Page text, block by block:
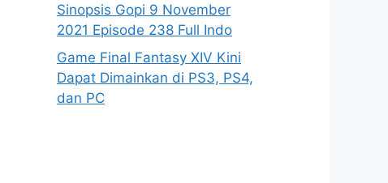
Sinopsis Gopi 9 November
2021 Episode 238 Full Indo
Game Final Fantasy XIV Kini
Dapat Dimainkan di PS3, PS4,
dan PC